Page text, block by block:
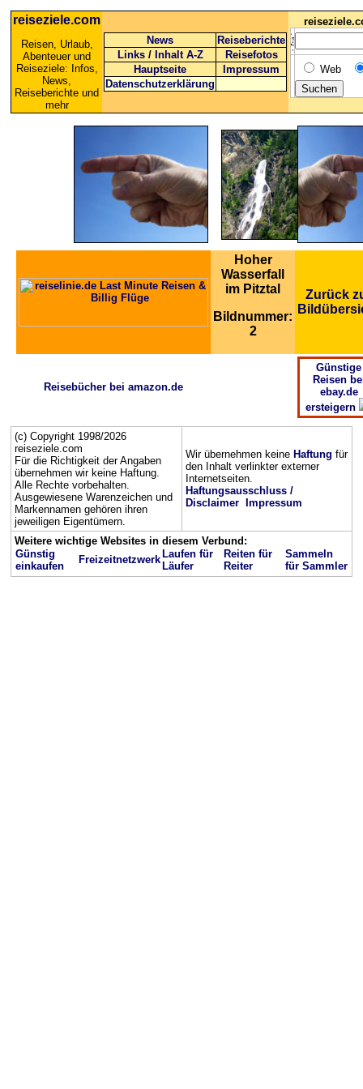
reiseziele.com
Reisen, Urlaub,
Abenteuer und
Reiseziele: Infos,
News,
Reiseberichte und
mehr
News
Reiseberichte
Links / Inhalt A-Z
Reisefotos
Hauptseite
Impressum
Datenschutzerklärung
Web
Hoher
Wasserfall
im Pitztal
Bildnummer:
2
Zurück
Reisebücher bei amazon.de
Günstige
Reisen
ebay.de
ersteigern
(c) Copyright 1998/2026
reiseziele.com
Für die Richtigkeit der Angaben
übernehmen wir keine Haftung.
Alle Rechte vorbehalten.
Ausgewiesene Warenzeichen und
Markennamen gehören ihren
jeweiligen Eigentümern.
Wir übernehmen keine Haftung für
den Inhalt verlinkter externer
Internetseiten.
Haftungsausschluss /
Disclaimer
Impressum
Weitere wichtige Websites in diesem Verbund:
Günstig
einkaufen
Freizeitnetzwerk Laufen für
Läufer
Reiten für
Reiter
Sammeln
für Sammler